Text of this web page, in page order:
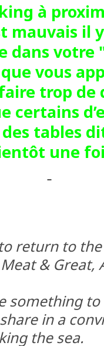
à
mauvais il
dans
vous
trop de
certains
tables
une
return to
& Great,
something
in a
the sea.